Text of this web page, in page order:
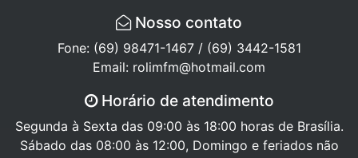
Nosso contato
Fone: (69) 98471-1467 / (69) 3442-1581
Email: rolimfm@hotmail.com
Horário de atendimento
Segunda à Sexta das 09:00 às 18:00 horas de Brasília.
Sábado das 08:00 às 12:00, Domingo e feriados não